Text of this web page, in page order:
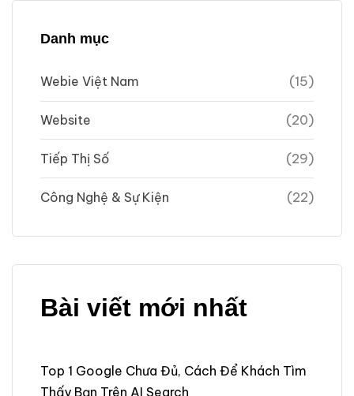
Danh mục
Webie Việt Nam (15)
Website (20)
Tiếp Thị Số (29)
Công Nghệ & Sự Kiện (22)
Bài viết mới nhất
Top 1 Google Chưa Đủ, Cách Để Khách Tìm
Thấy Bạn Trên AI Search